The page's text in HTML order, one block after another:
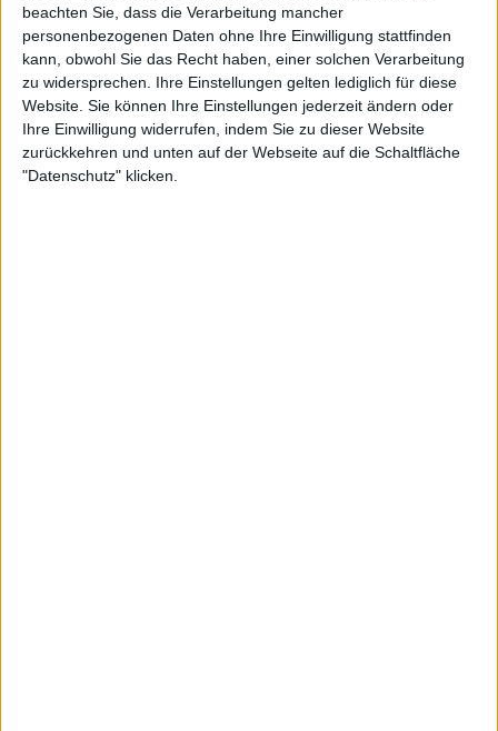
beachten Sie, dass die Verarbeitung mancher
personenbezogenen Daten ohne Ihre Einwilligung stattfinden
kann, obwohl Sie das Recht haben, einer solchen Verarbeitung
zu widersprechen. Ihre Einstellungen gelten lediglich für diese
Website. Sie können Ihre Einstellungen jederzeit ändern oder
Ihre Einwilligung widerrufen, indem Sie zu dieser Website
zurückkehren und unten auf der Webseite auf die Schaltfläche
"Datenschutz" klicken.